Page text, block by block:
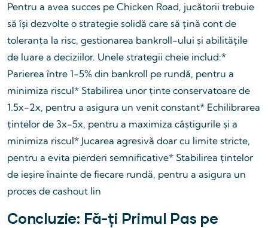
Pentru a avea succes pe Chicken Road, jucătorii trebuie
să își dezvolte o strategie solidă care să țină cont de
toleranța la risc, gestionarea bankroll-ului și abilitățile
de luare a deciziilor. Unele strategii cheie includ:*
Parierea între 1-5% din bankroll pe rundă, pentru a
minimiza riscul* Stabilirea unor ținte conservatoare de
1.5x-2x, pentru a asigura un venit constant* Echilibrarea
țintelor de 3x-5x, pentru a maximiza câștigurile și a
minimiza riscul* Jucarea agresivă doar cu limite stricte,
pentru a evita pierderi semnificative* Stabilirea țintelor
de ieșire înainte de fiecare rundă, pentru a asigura un
proces de cashout lin
Concluzie: Fă-ți Primul Pas pe